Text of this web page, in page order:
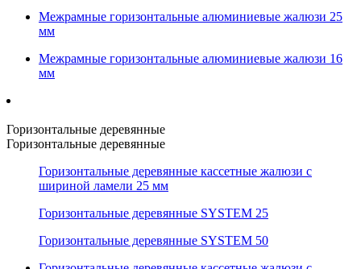
Межрамные горизонтальные алюминиевые жалюзи 25
мм
Межрамные горизонтальные алюминиевые жалюзи 16
мм
Горизонтальные деревянные
Горизонтальные деревянные
Горизонтальные деревянные кассетные жалюзи с
шириной ламели 25 мм
Горизонтальные деревянные SYSTEM 25
Горизонтальные деревянные SYSTEM 50